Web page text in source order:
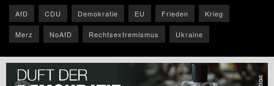
AfD CDU Demokratie EU Frieden Krieg
Merz NoAfD Rechtsextremismus Ukraine
© 2026 Blog der Republik.